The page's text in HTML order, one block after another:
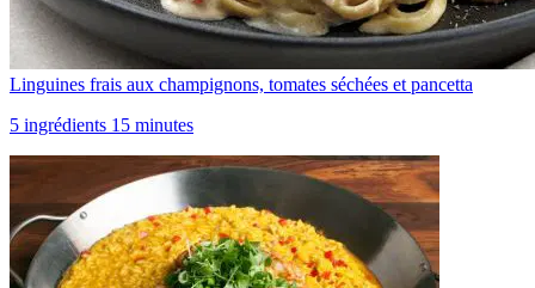
Linguines frais aux champignons, tomates séchées et pancetta
5 ingrédients 15 minutes